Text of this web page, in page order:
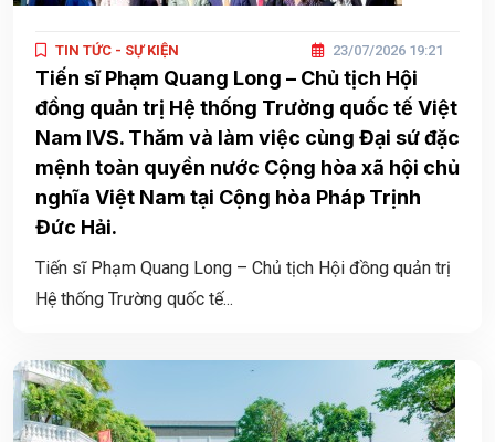
TIN TỨC - SỰ KIỆN 23/07/2026 19:21
Tiến sĩ Phạm Quang Long – Chủ tịch Hội
đồng quản trị Hệ thống Trường quốc tế Việt
Nam IVS. Thăm và làm việc cùng Đại sứ đặc
mệnh toàn quyền nước Cộng hòa xã hội chủ
nghĩa Việt Nam tại Cộng hòa Pháp Trịnh
Đức Hải.
Tiến sĩ Phạm Quang Long – Chủ tịch Hội đồng quản trị
Hệ thống Trường quốc tế...